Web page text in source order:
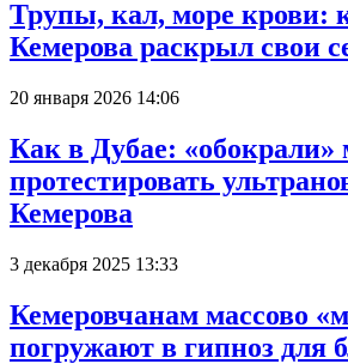
Трупы, кал, море крови:
Кемерова раскрыл свои
20 января 2026 14:06
Как в Дубае:
протестировать
Кемерова
3 декабря 2025 13:33
Кемеровчанам массово
погружают в гипноз для